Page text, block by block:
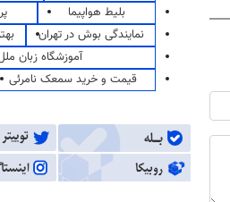
بلیط هواپیما
نمایندگی بوش در تهران
آموزشگاه زبان
قیمت و خرید سمعک نامرئی